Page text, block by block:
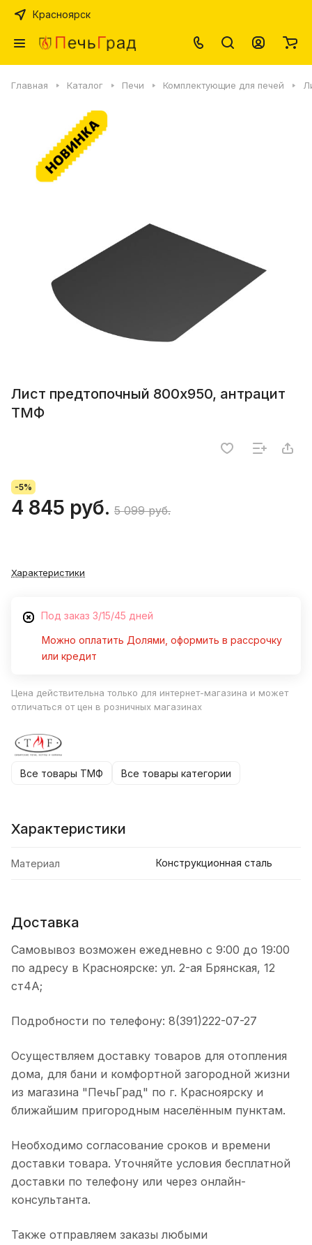
Красноярск
Главная Каталог Печи Комплектующие для печей
Лист предтопочный 800х950, антрацит
ТМФ
-5%
4 845 руб. 5 099 руб.
Характеристики
Под заказ 3/15/45 дней
Можно оплатить Долями, оформить в рассрочку
или кредит
Цена действительна только для интернет-магазина и может
отличаться от цен в розничных магазинах
Все товары ТМФ Все товары категории
Характеристики
Материал Конструкционная сталь
Доставка
Самовывоз возможен ежедневно с 9:00 до 19:00
по адресу в Красноярске: ул. 2-ая Брянская, 12
ст4А;
Подробности по телефону: 8(391)222-07-27
Осуществляем доставку товаров для отопления
дома, для бани и комфортной загородной жизни
из магазина "ПечьГрад" по г. Красноярску и
ближайшим пригородным населённым пунктам.
Необходимо согласование сроков и времени
доставки товара. Уточняйте условия бесплатной
доставки по телефону или через онлайн-
консультанта.
Также отправляем заказы любыми